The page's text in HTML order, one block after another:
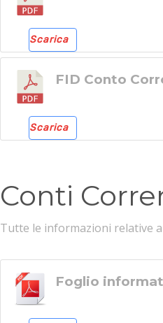
Scarica
FID Conto
Scarica
Conti
Tutte le informazioni relative
Foglio